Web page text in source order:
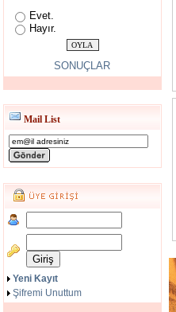
Evet.
Hayır.
SONUÇLAR
Mail List
Yeni Kayıt
Şifremi Unuttum